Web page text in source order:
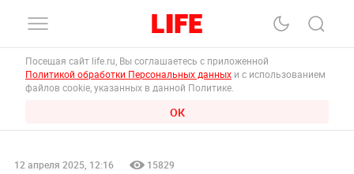
Посещая сайт life.ru, Вы соглашаетесь с приложенной
Политикой обработки Персональных данных и с использованием
файлов cookie, указанных в данной Политике.
ОК
12 апреля 2025, 12:16 15829